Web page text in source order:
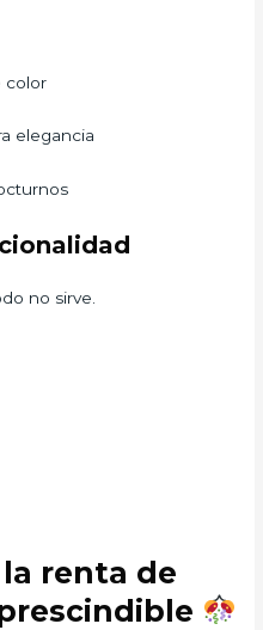
color
elegancia
no sirve.
renta de